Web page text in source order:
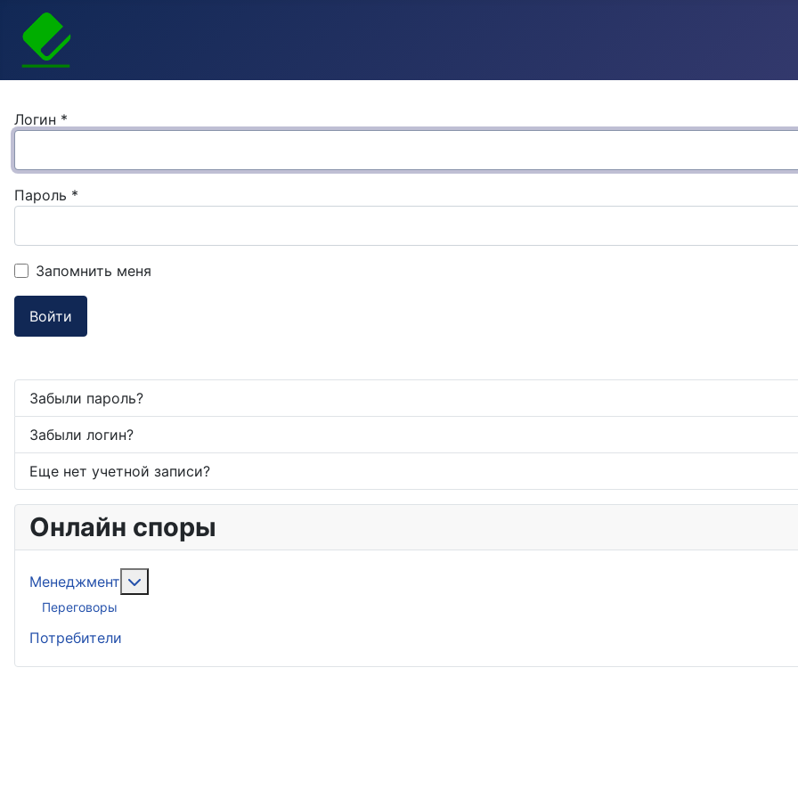
Логин *
Пароль *
Запомнить меня
Войти
Забыли пароль?
Забыли логин?
Еще нет учетной записи?
Онлайн споры
Менеджмент
Переговоры
Потребители